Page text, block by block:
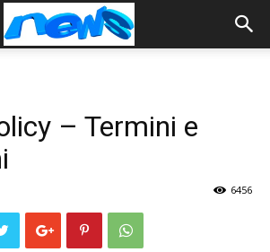
– Termini e
6456